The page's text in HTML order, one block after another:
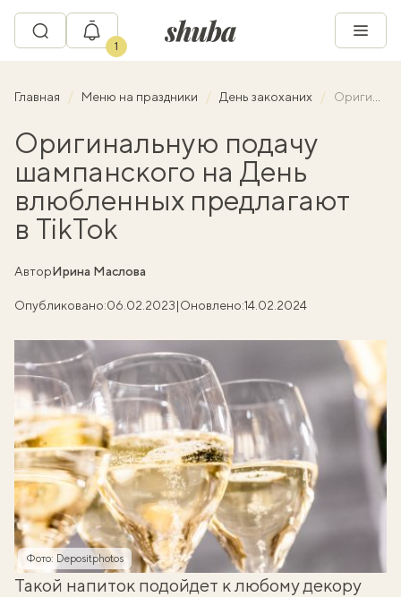
1
Главная Меню на праздники День закоханих Оригинальную подачу шампанского на День влюбленных предлагают в TikTok
Оригинальную подачу
шампанского на День
влюбленных предлагают
в TikTok
АвторИрина Маслова
Опубликовано:06.02.2023|Оновлено:14.02.2024
Фото: Depositphotos
Такой напиток подойдет к любому декору